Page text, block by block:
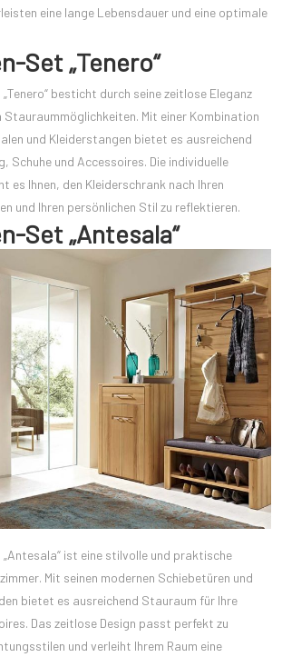
eine lange Lebensdauer und eine optimale
Set „Tenero“
besticht durch seine zeitlose Eleganz
Stauraummöglichkeiten. Mit einer Kombination
und Kleiderstangen bietet es ausreichend
Schuhe und Accessoires. Die individuelle
es Ihnen, den Kleiderschrank nach Ihren
und Ihren persönlichen Stil zu reflektieren.
Set „Antesala“
ist eine stilvolle und praktische
Mit seinen modernen Schiebetüren und
bietet es ausreichend Stauraum für Ihre
Das zeitlose Design passt perfekt zu
und verleiht Ihrem Raum eine